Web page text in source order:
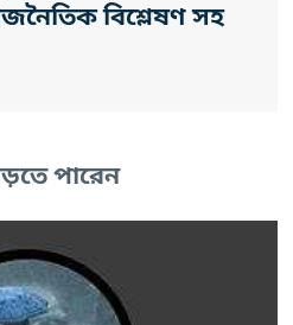
বিশ্লেষণ সহ
পারেন